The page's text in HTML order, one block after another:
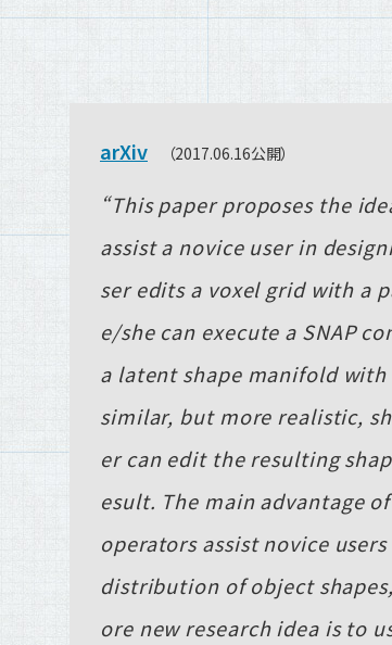
arXiv （2017.06.16公開）
This paper proposes the
assist a novice user in
ser edits a voxel grid with a
e/she can execute a SNAP
a latent shape manifold
similar, but more realistic,
er can edit the resulting
esult. The main advantage
operators assist novice
distribution of object
ore new research idea is to